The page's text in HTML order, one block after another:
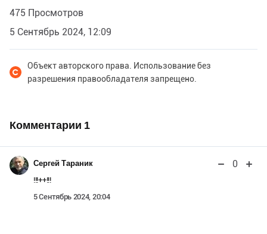
475 Просмотров
5 Сентябрь 2024, 12:09
Объект авторского права. Использование без
разрешения правообладателя запрещено.
Комментарии 1
Сергей Тараник 0
!!!++!!!
5 Сентябрь 2024, 20:04